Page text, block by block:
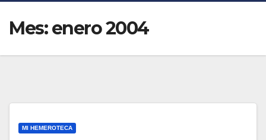
Mes:enero 2004
MI HEMEROTECA